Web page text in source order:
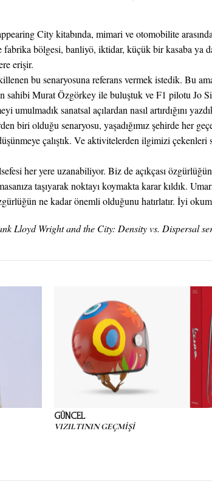
City kitabında, mimari ve otomobilite
fabrika bölgesi, banliyö, iktidar, küçük bir kasaba ya
erişir.
bu senaryosuna referans vermek istedik. Bu
sahibi Murat Özgörkey ile buluştuk ve F1 pilotu Jo
sanatsal açılardan nasıl artırdığını
biri olduğu senaryosu, yaşadığımız şehirde her
çalıştık. Ve aktivitelerden ilgimizi çekenleri
her yere uzanabiliyor. Biz de açıkçası
taşıyarak noktayı koymakta karar kıldık.
ne kadar önemli olduğunu hatırlatır. İyi
Lloyd Wright and the City: Density vs. Dispersal
GÜNCEL
VIZILTININ GEÇMİŞİ